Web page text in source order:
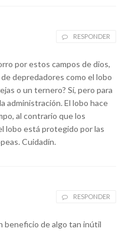
RESPONDER
por estos campos de dios,
depredadores como el lobo
o un ternero? Sí, pero para
administración. El lobo hace
al contrario que los
lobo está protegido por las
Cuidadín.
RESPONDER
beneficio de algo tan inútil